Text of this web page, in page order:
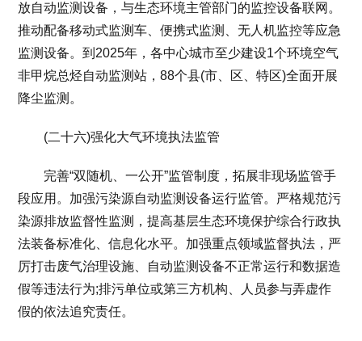
放自动监测设备，与生态环境主管部门的监控设备联网。
推动配备移动式监测车、便携式监测、无人机监控等应急
监测设备。到2025年，各中心城市至少建设1个环境空气
非甲烷总烃自动监测站，88个县(市、区、特区)全面开展
降尘监测。
(二十六)强化大气环境执法监管
完善“双随机、一公开”监管制度，拓展非现场监管手
段应用。加强污染源自动监测设备运行监管。严格规范污
染源排放监督性监测，提高基层生态环境保护综合行政执
法装备标准化、信息化水平。加强重点领域监督执法，严
厉打击废气治理设施、自动监测设备不正常运行和数据造
假等违法行为;排污单位或第三方机构、人员参与弄虚作
假的依法追究责任。